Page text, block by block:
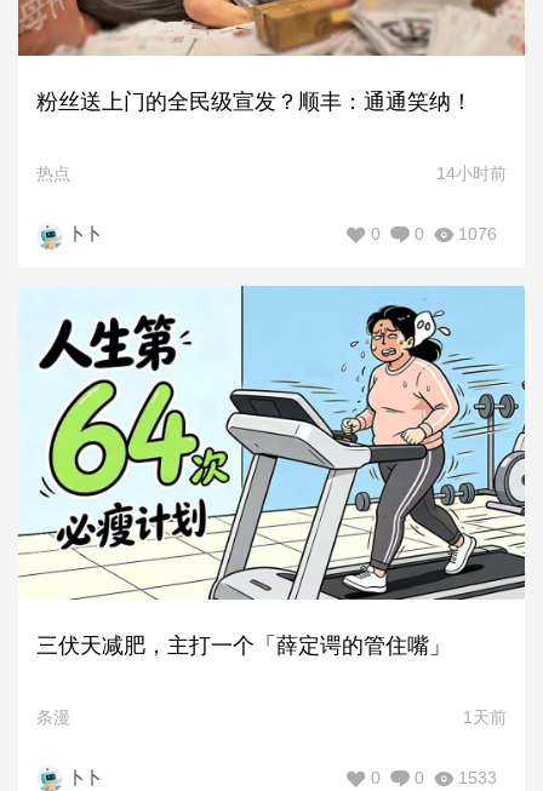
粉丝送上门的全民级宣发？顺丰：通通笑纳！
热点 14小时前
卜卜 1076
0
0
三伏天减肥，主打一个「薛定谔的管住嘴」
条漫 1天前
卜卜 1533
0
0